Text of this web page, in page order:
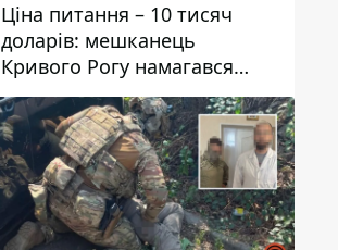
Ціна питання – 10 тисяч
доларів: мешканець
Кривого Рогу намагався
переправити чоловіка до
Словаччини